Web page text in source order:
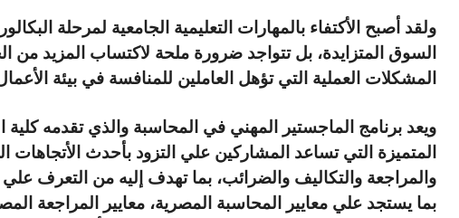
ولقد أصبح الأكتفاء بالمهارات التعليمية الجامعية لمرحلة
السوق المتزايدة، بل تتواجد ضرورة ملحة لاكتساب المزيد من
المشكلات العملية التي تؤهل العاملين للمنافسة في بيئة
ويعد برنامج الماجستير المهني في المحاسبة والذي تقدمه
المتميزة التي تساعد المشاركين علي التزود بأحدث الأتجاهات
والمراجعة والتكاليف والضرائب، بما تهدف إليه من التعرف
بما يستجد علي معايير المحاسبة المصرية، معايير المراجعة